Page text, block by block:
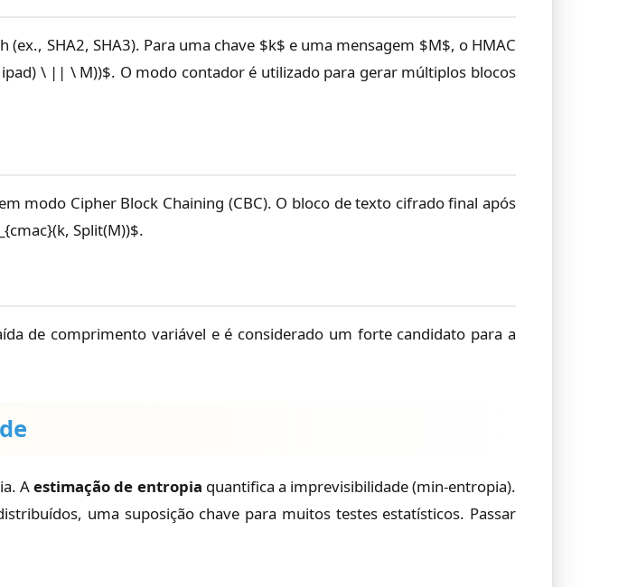
SHA2, SHA3). Para uma chave $k$ e uma mensagem $M$, o HMAC
\ || \ M))$. O modo contador é utilizado para gerar múltiplos blocos
modo Cipher Block Chaining (CBC). O bloco de texto cifrado final após
Split(M))$.
de comprimento variável e é considerado um forte candidato para a
Aestimação de entropia quantifica a imprevisibilidade (min-entropia).
uma suposição chave para muitos testes estatísticos. Passar